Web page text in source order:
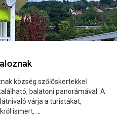
község szőlőskertekkel
balatoni panorámával. A
várja a turistákat,
ismert, ...